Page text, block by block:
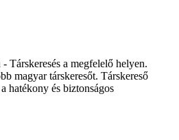
Társkeresés a megfelelő helyen.
magyar társkeresőt. Társkereső
hatékony és biztonságos